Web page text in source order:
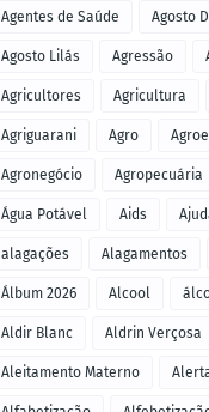
Agentes de Saúde Agosto
Agosto Lilás Agressão
Agricultores Agricultura
Agriguarani Agro
Agronegócio Agropecuária
Água Potável Aids
alagações Alagamentos
Álbum 2026 Alcool
Aldir Blanc Aldrin Verçosa
Aleitamento Materno